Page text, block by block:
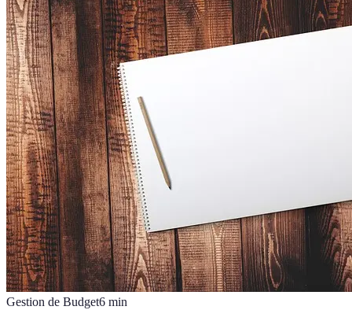
Gestion de Budget6 min